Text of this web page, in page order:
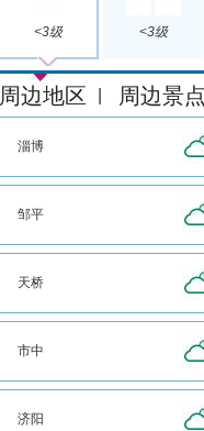
<3级 <3级
周边地区 周边景
淄博
邹平
天桥
市中
济阳